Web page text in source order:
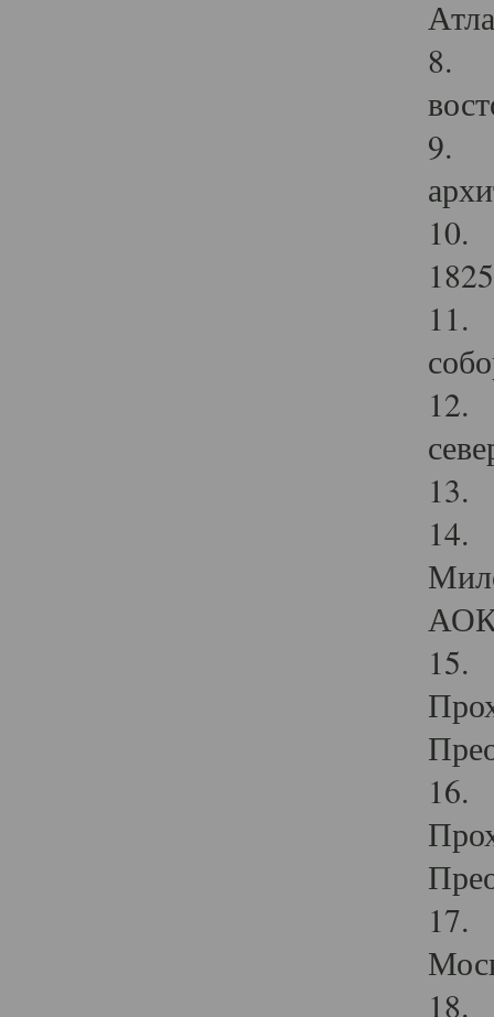
8.
9.
10.
11.
12.
13.
14.
15.
16.
17.
18.